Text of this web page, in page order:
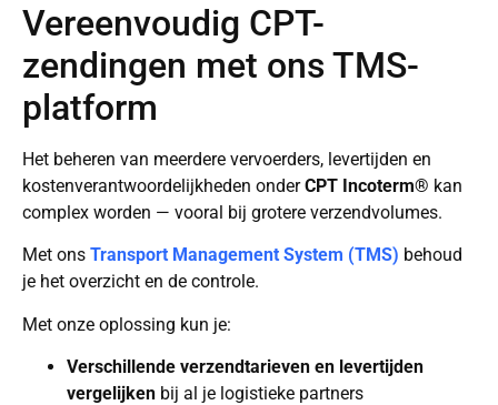
Vereenvoudig CPT-
zendingen met ons TMS-
platform
Het beheren van meerdere vervoerders, levertijden en
kostenverantwoordelijkheden onderCPT Incoterm® kan
complex worden — vooral bij grotere verzendvolumes.
Met ons Transport Management System (TMS) behoud
je het overzicht en de controle.
Met onze oplossing kun je:
Verschillende verzendtarieven en levertijden
vergelijken bij al je logistieke partners